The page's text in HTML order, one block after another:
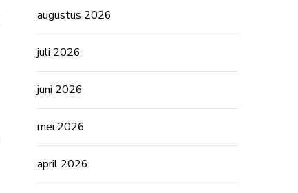
augustus 2026
juli 2026
juni 2026
mei 2026
april 2026